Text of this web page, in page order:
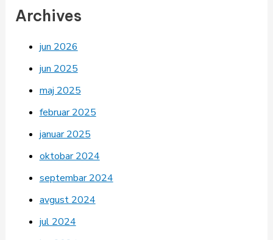
Archives
jun 2026
jun 2025
maj 2025
februar 2025
januar 2025
oktobar 2024
septembar 2024
avgust 2024
jul 2024